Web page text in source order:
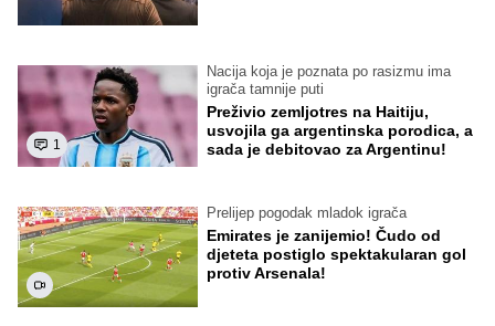
1
Nacija koja je poznata po rasizmu ima
igrača tamnije puti
Preživio zemljotres na Haitiju,
usvojila ga argentinska porodica, a
sada je debitovao za Argentinu!
Prelijep pogodak mladok igrača
Emirates je zanijemio! Čudo od
djeteta postiglo spektakularan gol
protiv Arsenala!